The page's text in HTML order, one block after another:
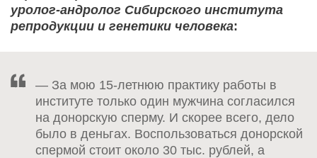
уролог-андролог Сибирского института
репродукции и генетики человека:
— За мою 15-летнюю практику работы в
институте только один мужчина согласился
на донорскую сперму. И скорее всего, дело
было в деньгах. Воспользоваться донорской
спермой стоит около 30 тыс. рублей, а